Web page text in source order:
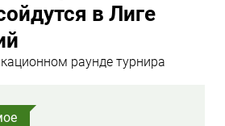
в Лиге
раунде турнира